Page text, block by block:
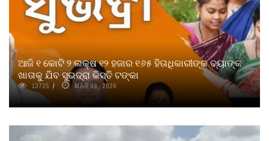
ଆଜି ୧ କୋଟି ୨ ଲକ୍ଷ ୧୨ ହଜାର ୧୬୫ ହିତାଧିକାରୀଙ୍କ ବ୍ୟାଙ୍କ
ଖାତାକୁ ଯିବ ସୁଭଦ୍ରା କିସ୍ତି ଟଙ୍କା
13725 MAR 08, 2026